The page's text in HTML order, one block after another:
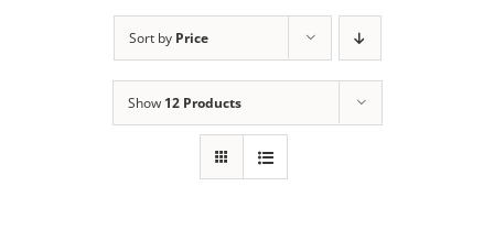
Sort by Price
Show 12 Products